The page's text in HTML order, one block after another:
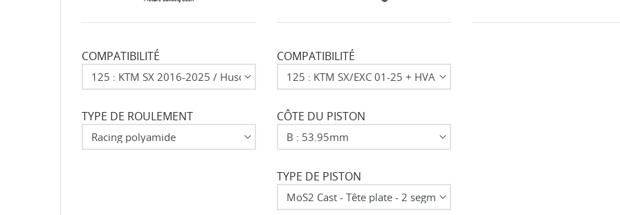
COMPATIBILITÉ
TYPE DE ROULEMENT
COMPATIBILITÉ
CÔTE DU PISTON
TYPE DE PISTON
Annuler